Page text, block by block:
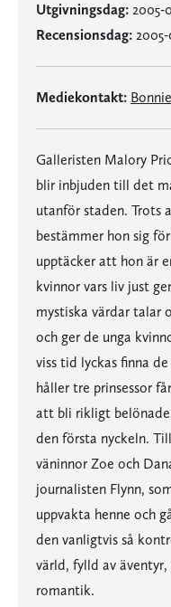
Utgivningsdag: 2005-
Recensionsdag:
Mediekontakt:
Galleristen Malory
blir inbjuden till det
utanför staden. Trots
bestämmer hon sig
upptäcker att hon är
kvinnor vars liv just
mystiska värdar talar
och ger de unga
viss tid lyckas finna
håller tre prinsessor
att bli rikligt
den första nyckeln.
väninnor Zoe och
journalisten Flynn,
uppvakta henne och
den vanligtvis så
värld, fylld av äventyr,
romantik.